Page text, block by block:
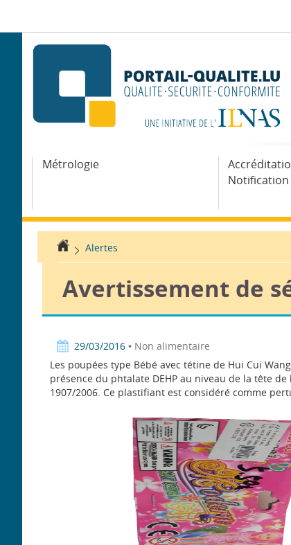
la
navigation
contenu
Métrologie
Notification
Accueil
Alertes
Avertissement de
29/03/2016• Non alimentaire
Les poupées type Bébé avec tétine de Hui Cui
présence du phtalate DEHP au niveau de la tête
1907/2006. Ce plastifiant est considéré comme